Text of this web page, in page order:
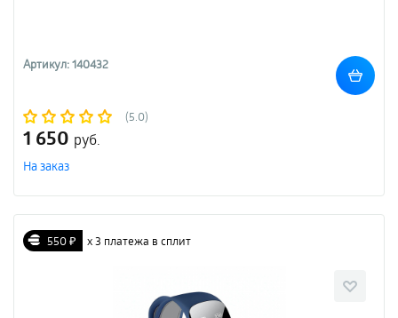
Артикул: 140432
(5.0)
1 650 руб.
На заказ
550 ₽ х 3 платежа в сплит